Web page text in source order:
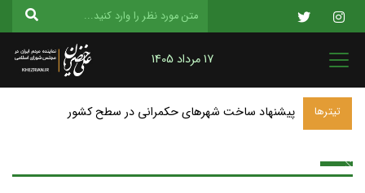
17 مرداد 1405
تیترها پیشنهاد ساخت شهرهای حکمرانی در سطح کشور